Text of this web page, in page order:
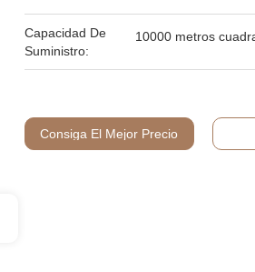
Capacidad De
Suministro:
10000 metros
Consiga El Mejor Precio